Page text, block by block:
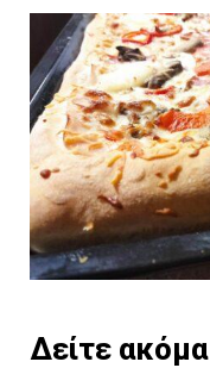
Δείτε ακόμα